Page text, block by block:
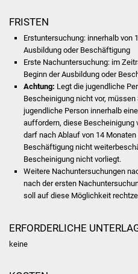
FRISTEN
Erstuntersuchung: innerhalb von
Ausbildung oder Beschäftigung
Erste Nachuntersuchung: im
Beginn der Ausbildung oder
Achtung: Legt die jugendliche
Bescheinigung nicht vor,
jugendliche Person innerhalb
auffordern, diese Bescheinigung
darf nach Ablauf von 14
Beschäftigung nicht
Bescheinigung nicht vorliegt.
Weitere Nachuntersuchungen
nach der ersten
soll auf diese Möglichkeit
ERFORDERLICHE
keine